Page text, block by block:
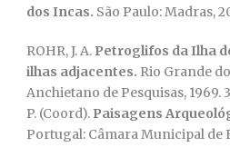
dos Incas. São Paulo: Madras,
ROHR, J. A. Petroglifos da Ilha
ilhas adjacentes. Rio Grande
Anchietano de Pesquisas, 1969.
P. (Coord). Paisagens
Portugal: Câmara Municipal de